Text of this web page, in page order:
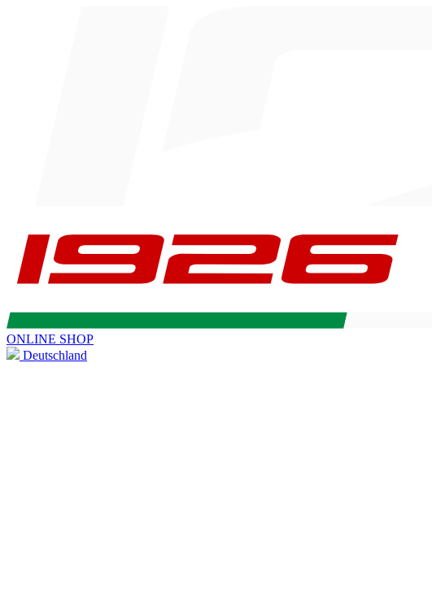
ONLINE SHOP
Deutschland